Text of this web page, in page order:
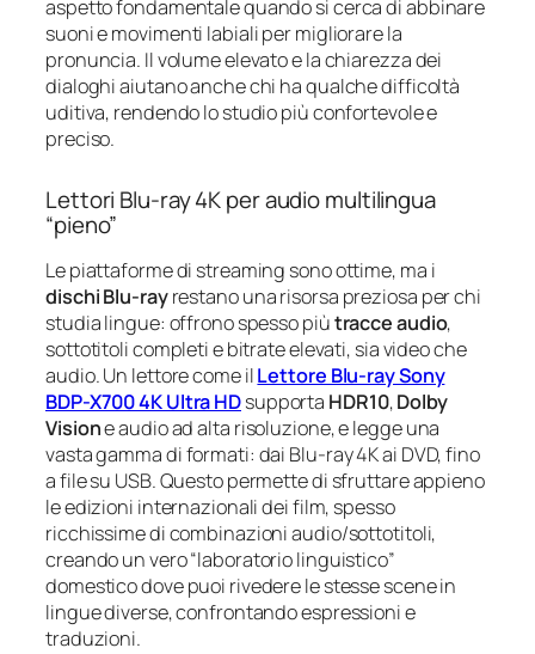
aspetto fondamentale quando si cerca di abbinare
suoni e movimenti labiali per migliorare la
pronuncia. Il volume elevato e la chiarezza dei
dialoghi aiutano anche chi ha qualche difficoltà
uditiva, rendendo lo studio più confortevole e
preciso.
Lettori Blu‑ray 4K per audio multilingua
“pieno”
Le piattaforme di streaming sono ottime, ma i
dischi Blu‑rayrestano una risorsa preziosa per chi
studia lingue: offrono spesso piùtracce audio,
sottotitoli completi e bitrate elevati, sia video che
audio. Un lettore come ilLettore Blu-ray Sony
BDP-X700 4K Ultra HDsupporta HDR10,Dolby
Visione audio ad alta risoluzione, e legge una
vasta gamma di formati: dai Blu‑ray 4K ai DVD, fino
a file su USB. Questo permette di sfruttare appieno
le edizioni internazionali dei film, spesso
ricchissime di combinazioni audio/sottotitoli,
creando un vero “laboratorio linguistico”
domestico dove puoi rivedere le stesse scene in
lingue diverse, confrontando espressioni e
traduzioni.